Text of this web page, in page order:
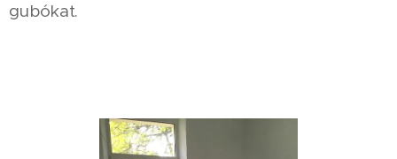
gubókat.